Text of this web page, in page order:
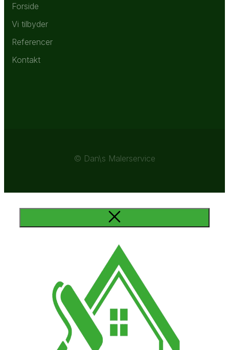
Forside
Vi tilbyder
Referencer
Kontakt
© Dan\s Malerservice